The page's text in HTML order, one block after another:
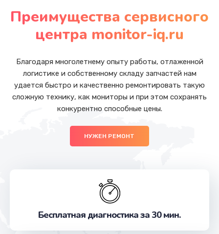
Заказать
от 490 руб.
Заказать
Замена передней камеры
Заказать
Заказать
Преимущества сервисного
центра monitor-iq.ru
Благодаря многолетнему опыту работы, отлаженной
логистике и собственному складу запчастей нам
удается быстро и качественно ремонтировать такую
сложную технику, как мониторы и при этом сохранять
конкурентно способные цены.
НУЖЕН РЕМОНТ
Бесплатная диагностика за 30 мин.